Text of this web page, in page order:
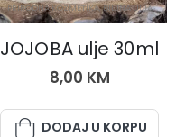
PRIRODNA KOZMETIKA,BILJNA ULJA
JOJOBA ulje 30ml
8,00 KM
DODAJ U KORPU